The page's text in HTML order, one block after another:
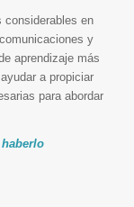
considerables en
y
aprendizaje más
a propiciar
para abordar